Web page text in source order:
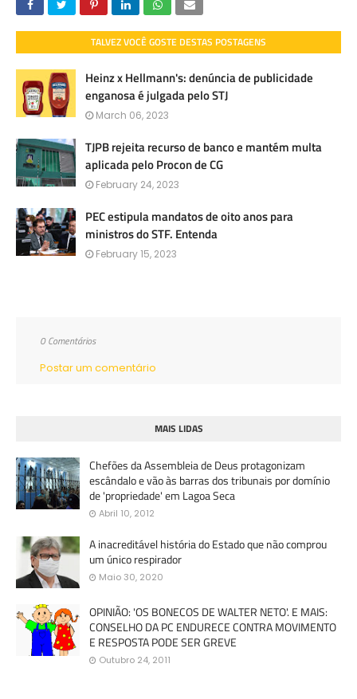
TALVEZ VOCÊ GOSTE DESTAS POSTAGENS
Heinz x Hellmann's: denúncia de publicidade
enganosa é julgada pelo STJ
March 06, 2023
TJPB rejeita recurso de banco e mantém multa
aplicada pelo Procon de CG
February 24, 2023
PEC estipula mandatos de oito anos para
ministros do STF. Entenda
February 15, 2023
0 Comentários
Postar um comentário
MAIS LIDAS
Chefões da Assembleia de Deus protagonizam
escândalo e vão às barras dos tribunais por domínio
de 'propriedade' em Lagoa Seca
Abril 10, 2012
A inacreditável história do Estado que não comprou
um único respirador
Maio 30, 2020
OPINIÃO: 'OS BONECOS DE WALTER NETO'. E MAIS:
CONSELHO DA PC ENDURECE CONTRA MOVIMENTO
E RESPOSTA PODE SER GREVE
Outubro 24, 2011